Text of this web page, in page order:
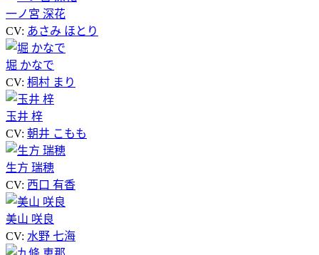
一ノ宮 深花
CV: あさみ ほとり
堀 かなで
CV: 桐村 まり
玉井 梓
CV: 朝井 こもも
生方 瑞穂
CV: 西口 有香
美山 咲良
CV: 水野 七海